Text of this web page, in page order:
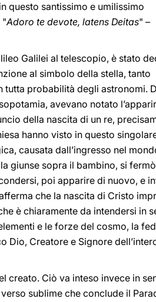
questo santissimo e umilissimo
"Adoro te devote, latens Deitas" –
Galilei al telescopio, è stato
al simbolo della stella, tanto
tutta probabilità degli astronomi.
avevano notato
della nascita di un re,
hanno visto in questo
causata dall’ingresso nel
giunse sopra il bambino, si
poi apparire di nuovo, e
che la nascita di Cristo
è chiaramente da intendersi in
e le forze del cosmo, la
Dio, Creatore e Signore
creato. Ciò va inteso invece in
sublime che conclude il